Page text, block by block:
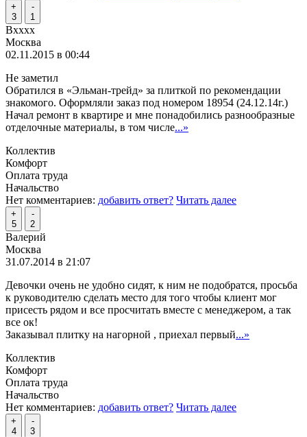
+
3
-
1
Вхххх
Москва
02.11.2015 в 00:44
Не заметил
Обратился в «Эльман-трейд» за плиткой по рекомендации
знакомого. Оформляли заказ под номером 18954 (24.12.14г.)
Начал ремонт в квартире и мне понадобились разнообразные
отделочные материалы, в том числе...»
Коллектив
Комфорт
Оплата труда
Начальство
Нет комментариев: добавить ответ? Читать далее
+
5
-
2
Валерий
Москва
31.07.2014 в 21:07
Девочки очень не удобно сидят, к ним не подобратся, просьба
к руководителю сделать место для того чтобы клиент мог
присесть рядом и все просчитать вместе с менеджером, а так
все ок!
Заказывал плитку на нагорной , приехал первый...»
Коллектив
Комфорт
Оплата труда
Начальство
Нет комментариев: добавить ответ? Читать далее
+
4
-
3